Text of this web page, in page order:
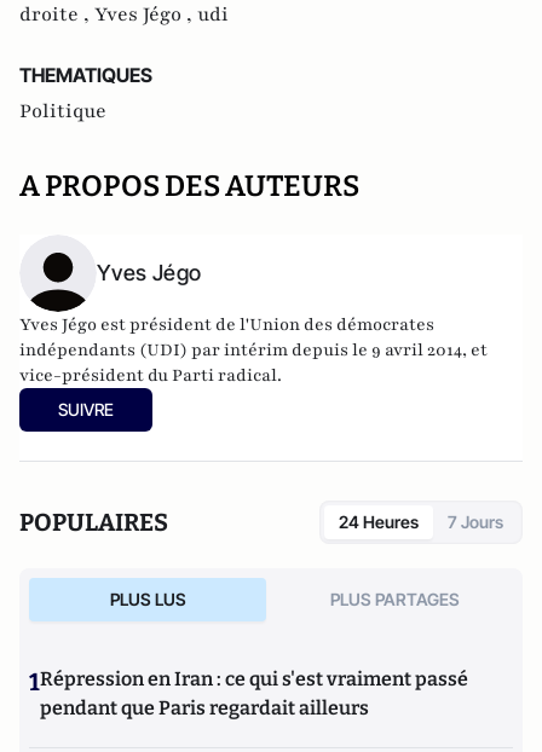
droite , Yves Jégo , udi
THEMATIQUES
Politique
A PROPOS DES AUTEURS
Yves Jégo
Yves Jégo est président de l'Union des démocrates
indépendants (UDI) par intérim depuis le 9 avril 2014, et
vice-président du Parti radical.
SUIVRE
POPULAIRES 24 Heures 7 Jours
PLUS LUS PLUS PARTAGES
1Répression en Iran : ce qui s'est vraiment passé
pendant que Paris regardait ailleurs